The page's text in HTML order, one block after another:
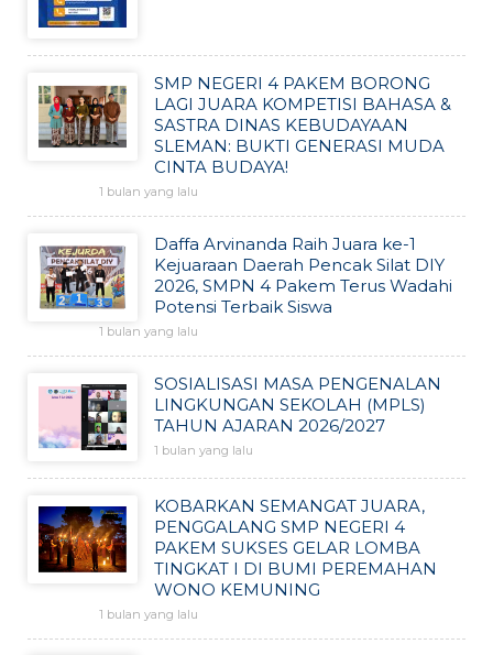
SMP NEGERI 4 PAKEM BORONG
LAGI JUARA KOMPETISI BAHASA &
SASTRA DINAS KEBUDAYAAN
SLEMAN: BUKTI GENERASI MUDA
CINTA BUDAYA!
1 bulan yang lalu
Daffa Arvinanda Raih Juara ke-1
Kejuaraan Daerah Pencak Silat DIY
2026, SMPN 4 Pakem Terus Wadahi
Potensi Terbaik Siswa
1 bulan yang lalu
SOSIALISASI MASA PENGENALAN
LINGKUNGAN SEKOLAH (MPLS)
TAHUN AJARAN 2026/2027
1 bulan yang lalu
KOBARKAN SEMANGAT JUARA,
PENGGALANG SMP NEGERI 4
PAKEM SUKSES GELAR LOMBA
TINGKAT I DI BUMI PEREMAHAN
WONO KEMUNING
1 bulan yang lalu